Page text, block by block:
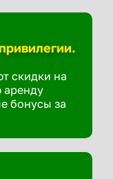
скидки на
аренду
бонусы за